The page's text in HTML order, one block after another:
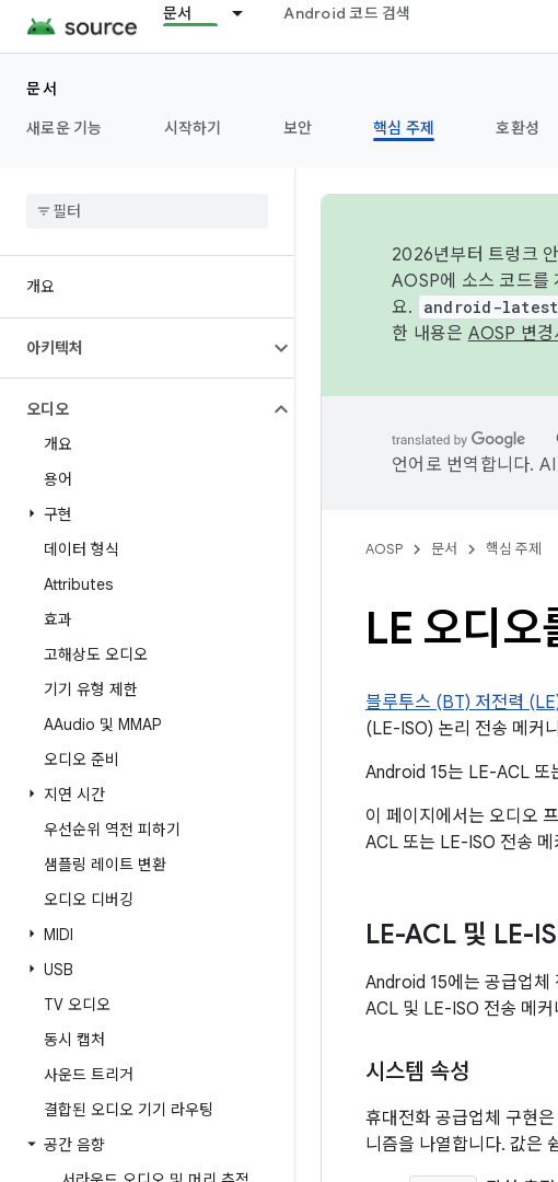
문서 Android 코드 검색
문서
새로운 기능
시작하기 보안 핵심 주제 호환성
개요
아키텍처
오디오
개요
용어
구현
데이터 형식
Attributes
효과
고해상도 오디오
기기 유형 제한
AAudio 및 MMAP
오디오 준비
지연 시간
우선순위 역전 피하기
샘플링 레이트 변환
오디오 디버깅
MIDI
USB
TV 오디오
동시 캡처
사운드 트리거
결합된 오디오 기기 라우팅
공간 음향
2026년부터 트렁크
AOSP에 소스 코드를
요.
android-
한 내용은 AOSP 변경
언어로 번역합니다.
AOSP 문서 핵심 주제
LE 오디오
블루투스 (BT) 저전력
(LE-ISO) 논리 전송 메커
Android 15는 LE-ACL 또
이 페이지에서는 오디오
ACL 또는 LE-ISO 전송
LE-ACL 및 LE-
Android 15에는 공급업체
ACL 및 LE-ISO 전송 메
시스템 속성
휴대전화 공급업체 구현은
니즘을 나열합니다. 값은